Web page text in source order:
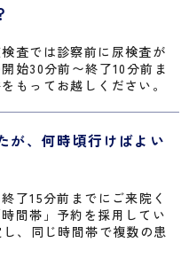
査では診察前に尿検査が
始30分前〜終了10分前ま
もってお越しください。
が、何時頃行けばよい
了15分前までにご来院く
間帯」予約を採用してい
、同じ時間帯で複数の患